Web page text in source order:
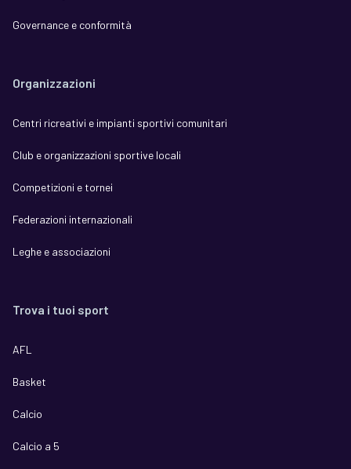
Governance e conformità
Organizzazioni
Centri ricreativi e impianti sportivi comunitari
Club e organizzazioni sportive locali
Competizioni e tornei
Federazioni internazionali
Leghe e associazioni
Trova i tuoi sport
AFL
Basket
Calcio
Calcio a 5